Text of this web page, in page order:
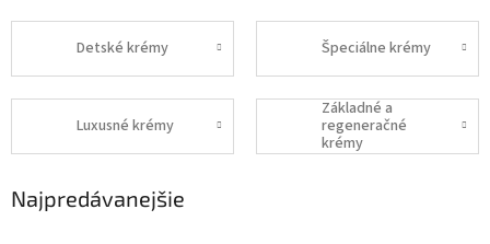
Detské krémy Špeciálne krémy
Luxusné krémy
Základné a
regeneračné
krémy
Najpredávanejšie